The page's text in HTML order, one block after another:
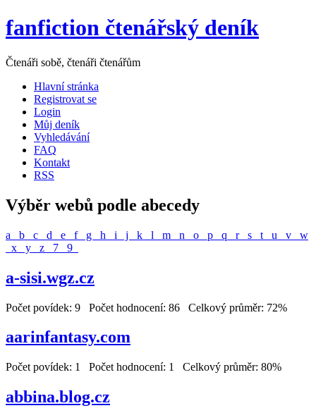
fanfiction čtenářský deník
Čtenáři sobě, čtenáři čtenářům
Hlavní stránka
Registrovat se
Login
Můj deník
Vyhledávání
FAQ
Kontakt
RSS
Výběr webů podle abecedy
a b c d e f g h i j k l m n o p q r s t u v
w
x
y z 7 9
a-sisi.wgz.cz
Počet povídek: 9 Počet hodnocení: 86 Celkový průměr: 72%
aarinfantasy.com
Počet povídek: 1 Počet hodnocení: 1 Celkový průměr: 80%
abbina.blog.cz